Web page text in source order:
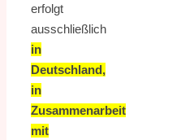
erfolgt
ausschließlich
in
Deutschland,
in
Zusammenarbeit
mit